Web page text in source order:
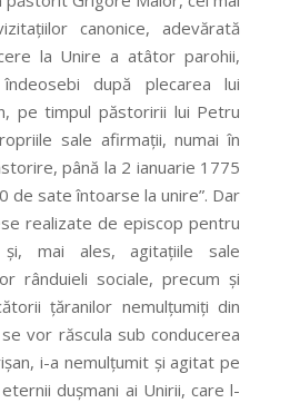
canonice, adevărată
la Unire a atâtor parohii,
după plecarea lui
pe timpul păstoririi lui Petru
sale afirmaţii, numai în
până la 2 ianuarie 1775
de sate întoarse la unire”. Dar
realizate de episcop pentru
şi, mai ales, agitaţiile sale
rânduieli sociale, precum şi
ţăranilor nemulţumiţi din
vor răscula sub conducerea
i-a nemulţumit şi agitat pe
duşmani ai Unirii, care l-